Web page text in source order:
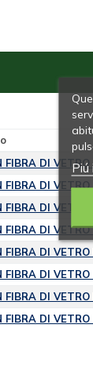
FIBRA DI VETRO
FIBRA DI VETRO
FIBRA DI VETRO
FIBRA DI VETRO
FIBRA DI VETRO
FIBRA DI VETRO
FIBRA DI VETRO
FIBRA DI VETRO
Piú